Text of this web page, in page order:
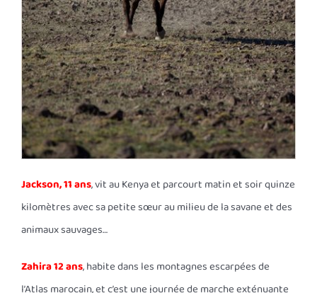
Jackson, 11 ans, vit au Kenya et parcourt matin et soir quinze
kilomètres avec sa petite sœur au milieu de la savane et des
animaux sauvages…
Zahira 12 ans, habite dans les montagnes escarpées de
l’Atlas marocain, et c’est une journée de marche exténuante